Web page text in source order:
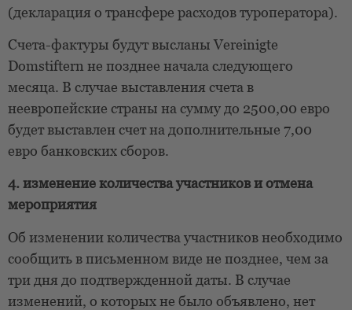
(декларация о трансфере расходов туроператора).
Счета-фактуры будут высланы Vereinigte
Domstiftern не позднее начала следующего
месяца. В случае выставления счета в
неевропейские страны на сумму до 2500,00 евро
будет выставлен счет на дополнительные 7,00
евро банковских сборов.
4. изменение количества участников и отмена
мероприятия
Об изменении количества участников необходимо
сообщить в письменном виде не позднее, чем за
три дня до подтвержденной даты. В случае
изменений, о которых не было объявлено, нет